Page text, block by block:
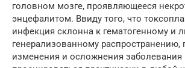
головном мозге, проявляющееся
энцефалитом. Ввиду того, что
инфекция склонна к гематогенному и
генерализованному распространению,
изменения и осложнения заболевания